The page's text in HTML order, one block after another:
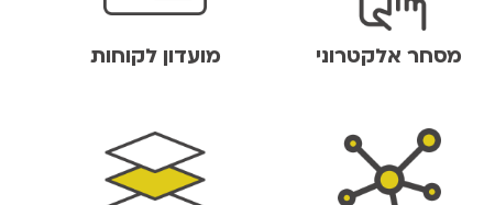
מסחר אלקטרוני מועדון לקוחות